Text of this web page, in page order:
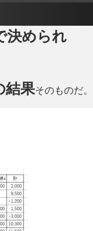
決められ
結果そのものだ。